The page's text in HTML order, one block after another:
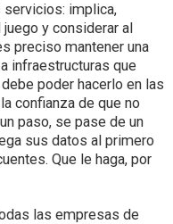
implica,
y considerar al
preciso mantener una
infraestructuras que
poder hacerlo en las
confianza de que no
paso, se pase de un
sus datos al primero
Que le haga, por
las empresas de